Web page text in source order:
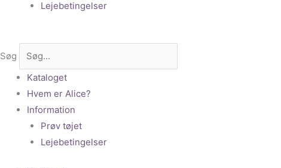
Lejebetingelser
Søg
Kataloget
Hvem er Alice?
Information
Prøv tøjet
Lejebetingelser